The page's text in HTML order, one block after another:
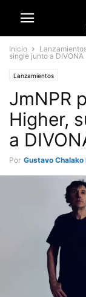
Inicio
single junto a DIVONA
Lanzamientos
JmNPR
Higher,
a
Por Gustavo Chalako